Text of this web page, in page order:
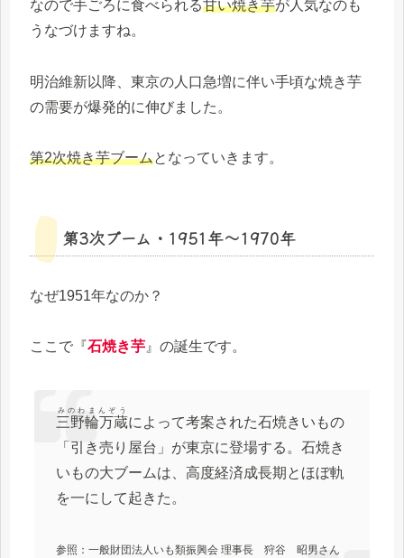
なので手ごろに食べられる甘い焼き芋が人気なのも
うなづけますね。
明治維新以降、東京の人口急増に伴い手頃な焼き芋
の需要が爆発的に伸びました。
第2次焼き芋ブームとなっていきます。
第3次ブーム・1951年～1970年
なぜ1951年なのか？
ここで『石焼き芋 』の誕生です。
三野輪万蔵
みのわまんぞう
によって考案された石焼きいもの
「引き売り屋台」が東京に登場する。石焼き
いもの大ブームは、高度経済成長期とほぼ軌
を一にして起きた。
参照：一般財団法人いも類振興会 理事長 狩谷 昭男さん